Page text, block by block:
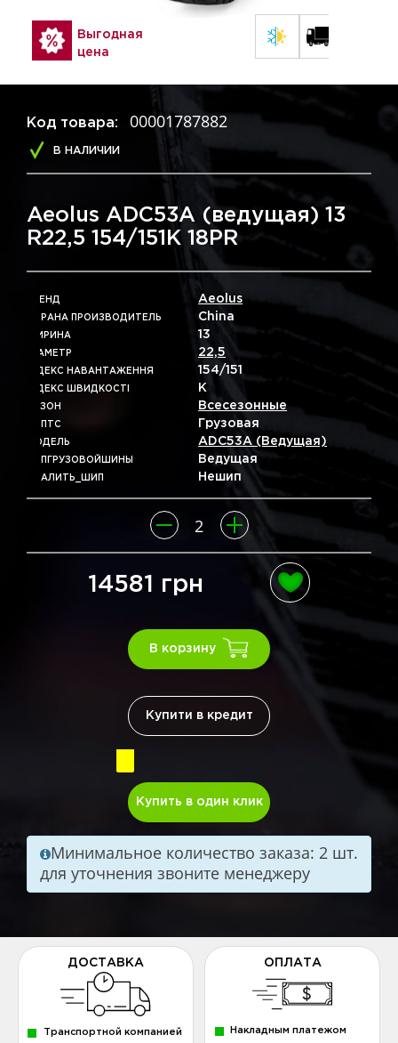
Выгодная
цена
Код товара: 00001787882
В НАЛИЧИИ
Aeolus ADC53A (ведущая) 13
R22,5 154/151K 18PR
БРЕНД Aeolus
СТРАНА ПРОИЗВОДИТЕЛЬ China
ШИРИНА 13
ДІАМЕТР 22,5
ІНДЕКС НАВАНТАЖЕННЯ 154/151
ІНДЕКС ШВИДКОСТІ K
СЕЗОН Всесезонные
ТИПТС Грузовая
МОДЕЛЬ ADC53A (ведущая)
ТИПГРУЗОВОЙШИНЫ Ведущая
УДАЛИТЬ_ШИП Нешип
14581 грн
В корзину
Купити в кредит
Купить в один клик
Минимальное количество заказа: 2 шт.
для уточнения звоните менеджеру
ДОСТАВКА
Транспортной компанией
ОПЛАТА
Накладным платежом